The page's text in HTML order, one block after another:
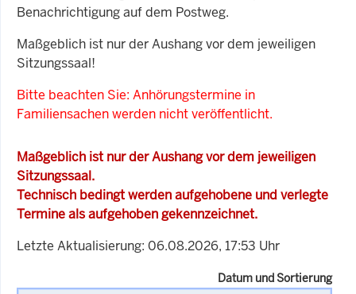
Benachrichtigung auf dem Postweg.
Maßgeblich ist nur der Aushang vor dem jeweiligen
Sitzungssaal!
Bitte beachten Sie: Anhörungstermine in
Familiensachen werden nicht veröffentlicht.
Maßgeblich ist nur der Aushang vor dem jeweiligen
Sitzungssaal.
Technisch bedingt werden aufgehobene und verlegte
Termine als aufgehoben gekennzeichnet.
Letzte Aktualisierung: 06.08.2026, 17:53 Uhr
Datum und Sortierung